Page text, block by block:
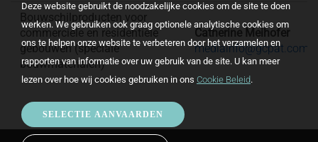
​Bouwschilproducten voor
commerciële en residentiële
gebouwen (speciale
bouwmaterialen)
Catherine Meihofer
mediainfo@gcpat.com
Deze website gebruikt de noodzakelijke cookies om de site te doen
werken. We gebruiken ook graag optionele analytische cookies om
ons te helpen onze website te verbeteren door het verzamelen en
rapporten van informatie over uw gebruik van de site. U kan meer
lezen over hoe wij cookies gebruiken in ons Cookie Beleid.
SELECTIE AANVAARDEN